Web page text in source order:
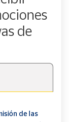
de
de las